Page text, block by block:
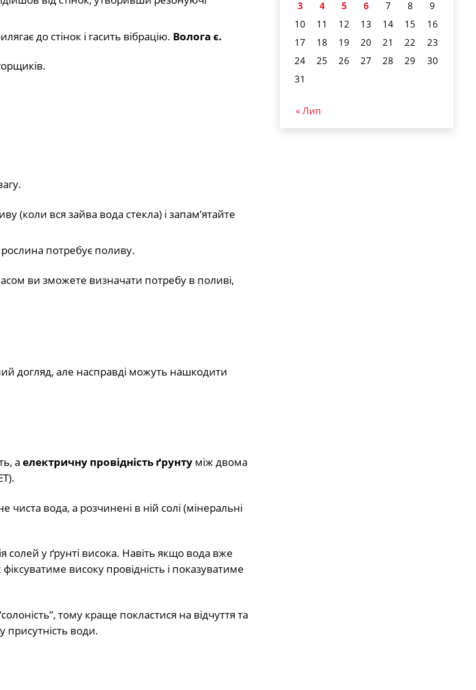
до стінок і гасить вібрацію. Волога є.
(коли вся зайва вода стекла) і запам’ятайте
потребує поливу.
ви зможете визначати потребу в поливі,
догляд, але насправді можуть нашкодити
а електричну провідність ґрунтуміж двома
вода, а розчинені в ній солі (мінеральні
у ґрунті висока. Навіть якщо вода вже
високу провідність і показуватиме
тому краще покластися на відчуття та
присутність води.
3
4 5 6 7 8
9
10
11 12 13 14 15
16
17
18 19 20 21 22
23
24
25 26 27 28 29
30
31
« Лип